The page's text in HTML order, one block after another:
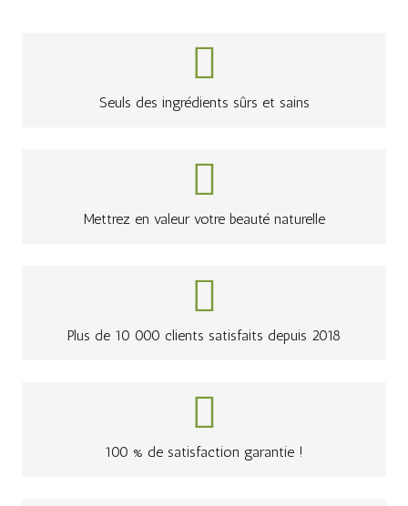
Seuls des ingrédients sûrs et sains
Mettrez en valeur votre beauté naturelle
Plus de 10 000 clients satisfaits depuis 2018
100 % de satisfaction garantie !